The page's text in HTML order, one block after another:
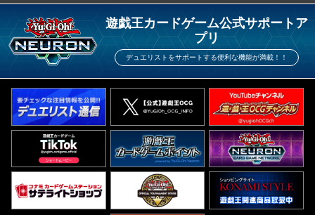
遊戯王カードゲーム公式サポートア
プリ
デュエリストをサポートする便利な機能が満載！！